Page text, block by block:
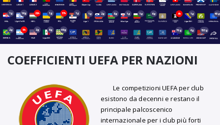
1g 16g 22h 1g 17h 1g 1g 2g 8g 1g 1g 6g 6h 1g 40g
2g 5h 2g 9g 49g 70g 6g 153g
COEFFICIENTI UEFA PER NAZIONI
Le competizioni UEFA per club
esistono da decenni e restano il
principale palcoscenico
internazionale per i club più forti